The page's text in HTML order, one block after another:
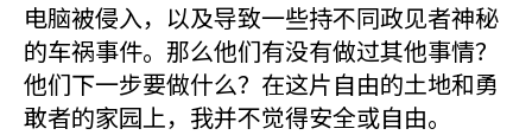
电脑被侵入，以及导致一些持不同政见者神秘
的车祸事件。那么他们有没有做过其他事情？
他们下一步要做什么？在这片自由的土地和勇
敢者的家园上，我并不觉得安全或自由。